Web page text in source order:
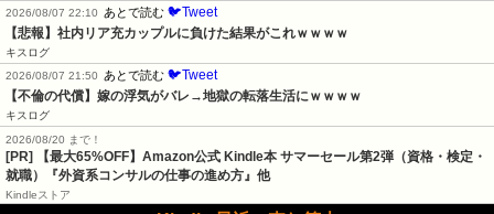
2026/08/07 22:10
あとで読む 🐦Tweet
【悲報】社内リア充カップルに負けた結果がこれｗｗｗｗ
キスログ
2026/08/07 21:50
あとで読む 🐦Tweet
【不倫の代償】嫁の浮気がバレ→地獄の転落生活にｗｗｗｗ
キスログ
2026/08/20 まで！
[PR]
【最大65%OFF】Amazon公式 Kindle本 サマーセール第2弾（資格・検定・
就職）『外資系コンサルの仕事の進め方』他
Kindleストア